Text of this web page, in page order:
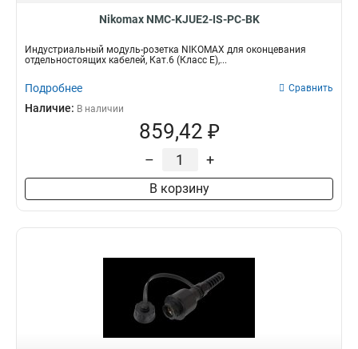
Nikomax NMC-KJUE2-IS-PC-BK
Индустриальный модуль-розетка NIKOMAX для оконцевания
отдельностоящих кабелей, Кат.6 (Класс E),...
Подробнее Сравнить
Наличие: В наличии
859,42 ₽
– +
В корзину